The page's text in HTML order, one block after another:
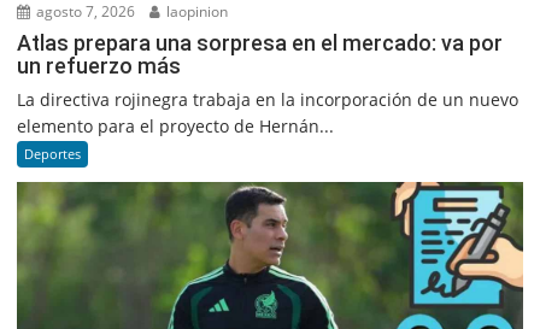
agosto 7, 2026 laopinion
Atlas prepara una sorpresa en el mercado: va por
un refuerzo más
La directiva rojinegra trabaja en la incorporación de un nuevo
elemento para el proyecto de Hernán...
Deportes